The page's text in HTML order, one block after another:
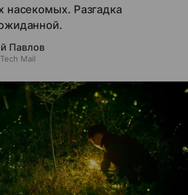
насекомых. Разгадка
Павлов
Mail